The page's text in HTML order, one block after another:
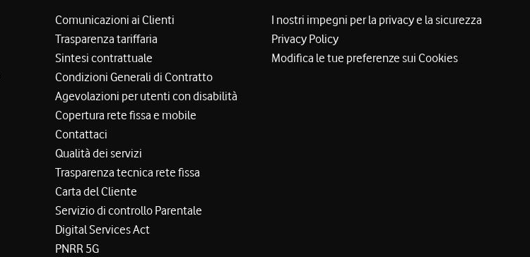
Comunicazioni ai Clienti
Trasparenza tariffaria
Sintesi contrattuale
Condizioni Generali di Contratto
Agevolazioni per utenti con disabilità
Copertura rete fissa e mobile
Contattaci
Qualità dei servizi
Trasparenza tecnica rete fissa
Carta del Cliente
Servizio di controllo Parentale
Digital Services Act
PNRR 5G
I nostri impegni per la privacy e la sicurezza
Privacy Policy
Modifica le tue preferenze sui Cookies